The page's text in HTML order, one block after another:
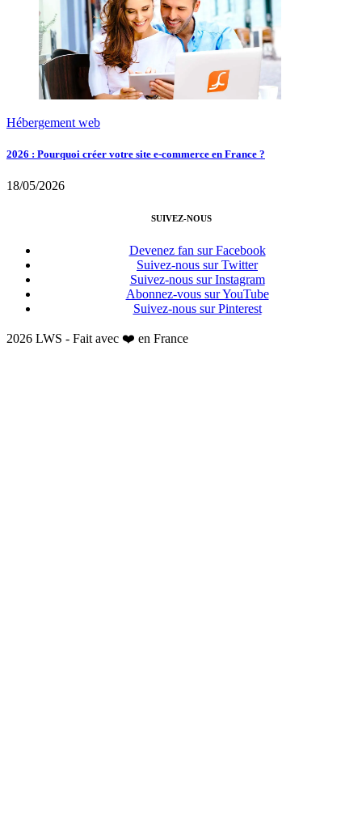
Hébergement web
2026 : Pourquoi créer votre site e-commerce en France ?
18/05/2026
SUIVEZ-NOUS
Devenez fan sur Facebook
Suivez-nous sur Twitter
Suivez-nous sur Instagram
Abonnez-vous sur YouTube
Suivez-nous sur Pinterest
2026 LWS - Fait avec ❤️ en France